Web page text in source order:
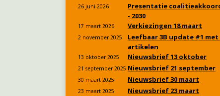
26 juni 2026
Presentatie
- 2030
17 maart 2026 Verkiezingen 18 maart
2 november 2025
Leefbaar 3B update #1 met
artikelen
13 oktober 2025 Nieuwsbrief 13 oktober
21 september 2025 Nieuwsbrief 21 september
30 maart 2025 Nieuwsbrief 30 maart
23 maart 2025 Nieuwsbrief 23 maart